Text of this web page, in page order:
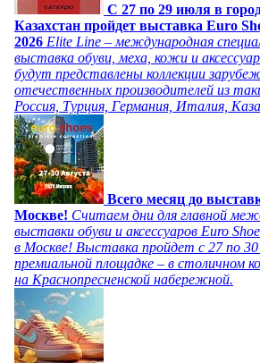
C 27 по 29 июля в
Казахстан пройдет выставка Euro
2026 Elite Line – международная
выставка обуви, меха, кожи и
будут представлены коллекции
отечественных производителей из
Россия, Турция, Германия, Италия,
Всего месяц до
Москве! Считаем дни для главной
выставки обуви и аксессуаров Euro
в Москве! Выставка пройдет с 27 по 30
премиальной площадке – в столичном
на Краснопресненской набережной.